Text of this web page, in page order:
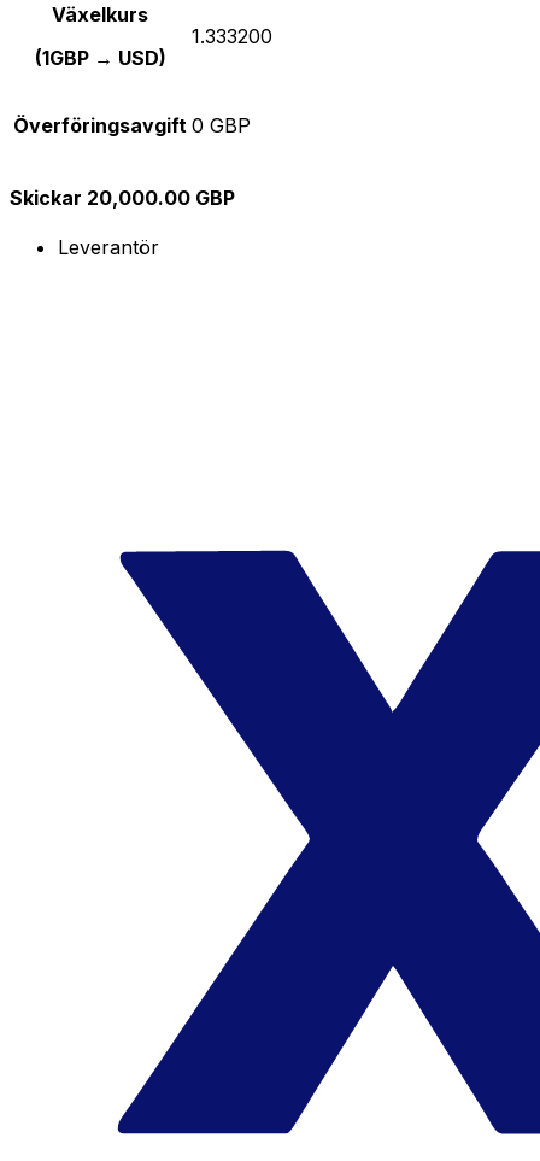
Växelkurs
(1GBP → USD)
1.333200
Överföringsavgift 0 GBP
Skickar 20,000.00 GBP
Leverantör